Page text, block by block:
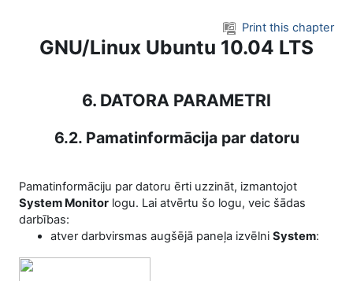
Print this chapter
GNU/Linux Ubuntu 10.04 LTS
6. DATORA PARAMETRI
6.2. Pamatinformācija par datoru
Pamatinformāciju par datoru ērti uzzināt, izmantojot
System Monitor logu. Lai atvērtu šo logu, veic šādas
darbības:
atver darbvirsmas augšējā paneļa izvēlni System: